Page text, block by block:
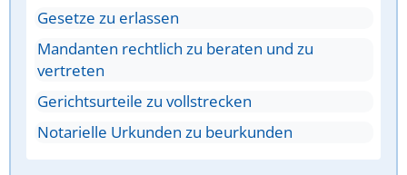
Gesetze zu erlassen
Mandanten rechtlich zu beraten und zu
vertreten
Gerichtsurteile zu vollstrecken
Notarielle Urkunden zu beurkunden